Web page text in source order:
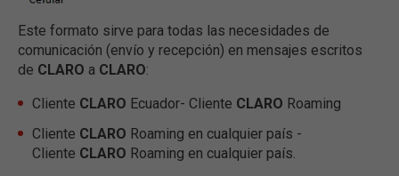
Este formato sirve para todas las necesidades de
comunicación (envío y recepción) en mensajes escritos
de CLARO a CLARO:
Cliente CLARO Ecuador- Cliente CLARO Roaming
Cliente CLARO Roaming en cualquier país -
Cliente CLARO Roaming en cualquier país.